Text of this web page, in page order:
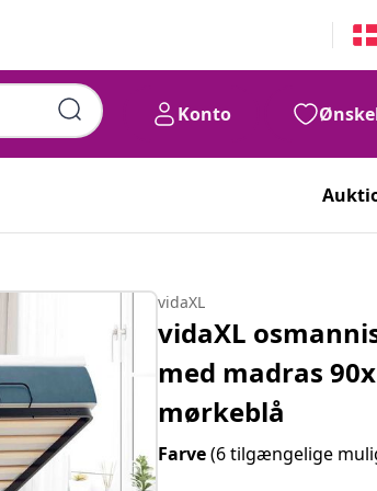
Konto
vidaXL
vidaXL
med madras
mørkeblå
Farve(6 tilgængelige